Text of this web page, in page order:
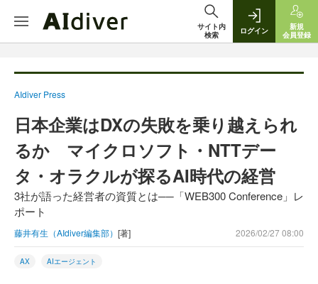
サイト内
検索
ログイン
新規
会員登録
AIdiver Press
日本企業はDXの失敗を乗り越えられ
るか マイクロソフト・NTTデー
タ・オラクルが探るAI時代の経営
3社が語った経営者の資質とは──「WEB300 Conference」レ
ポート
藤井有生（AIdiver編集部） [著] 2026/02/27 08:00
AX AIエージェント